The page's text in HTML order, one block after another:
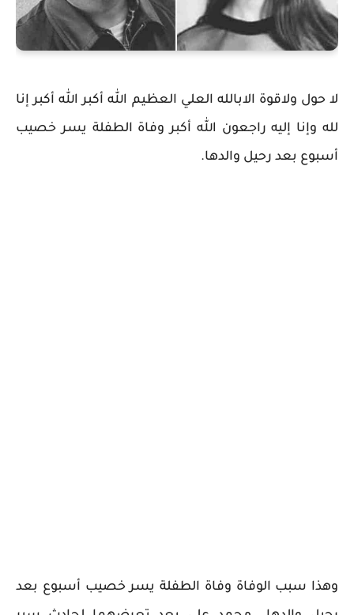
لا حول ولاقوة الابالله العلي العظيم الله أكبر الله أكبر إنا
لله وإنا إليه راجعون الله أكبر وفاة الطفلة يسر خصيب
أسبوع بعد رحيل والدها.
وهذا سبب الوفاة وفاة الطفلة يسر خصيب أسبوع بعد